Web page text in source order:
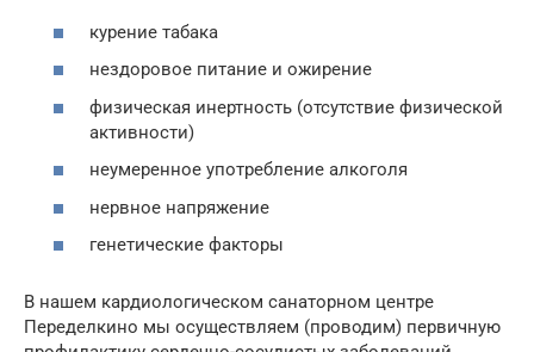
курение табака
нездоровое питание и ожирение
физическая инертность (отсутствие физической
активности)
неумеренное употребление алкоголя
нервное напряжение
генетические факторы
В нашем кардиологическом санаторном центре
Переделкино мы осуществляем (проводим) первичную